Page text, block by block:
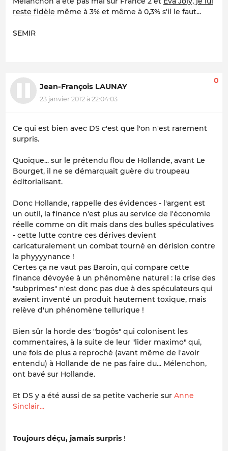
reste fidèle même à 3% et même à 0,3% s'il le faut...
SEMIR
Jean-François LAUNAY
23 janvier 2012 à 22:04:03
0
Ce qui est bien avec DS c'est que l'on n'est rarement
surpris.
Quoique... sur le prétendu flou de Hollande, avant Le
Bourget, il ne se démarquait guère du troupeau
éditorialisant.
Donc Hollande, rappelle des évidences - l'argent est
un outil, la finance n'est plus au service de l'économie
réelle comme on dit mais dans des bulles spéculatives
- cette lutte contre ces dérives devient
caricaturalement un combat tourné en dérision contre
la phyyyynance !
Certes ça ne vaut pas Baroin, qui compare cette
finance dévoyée à un phénomène naturel : la crise des
"subprimes" n'est donc pas due à des spéculateurs qui
avaient inventé un produit hautement toxique, mais
relève d'un phénomène tellurique !
Bien sûr la horde des "bogôs" qui colonisent les
commentaires, à la suite de leur "lider maximo" qui,
une fois de plus a reproché (avant même de l'avoir
entendu) à Hollande de ne pas faire du... Mélenchon,
ont bavé sur Hollande.
Et DS y a été aussi de sa petite vacherie sur Anne
Sinclair...
Toujours déçu, jamais surpris !